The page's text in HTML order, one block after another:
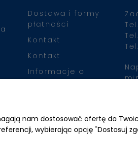
Dostawa i formy
płatności
Kontakt
Kontakt
Informacje o
nam dostosować ofertę do
wybierając opcję "Dostosuj